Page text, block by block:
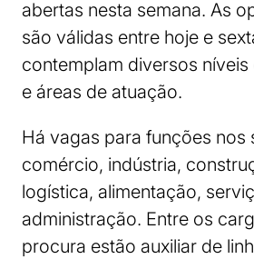
abertas nesta semana. As
são válidas entre hoje e
contemplam diversos
e áreas de atuação.
Há vagas para funções nos
comércio, indústria,
logística, alimentação,
administração. Entre os
procura estão auxiliar de